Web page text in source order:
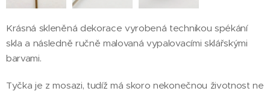
Krásná skleněná dekorace vyrobená technikou spékání
skla a následně ručně malovaná vypalovacími sklářskými
barvami.
Tyčka je z mosazi, tudíž má skoro nekonečnou životnost ne